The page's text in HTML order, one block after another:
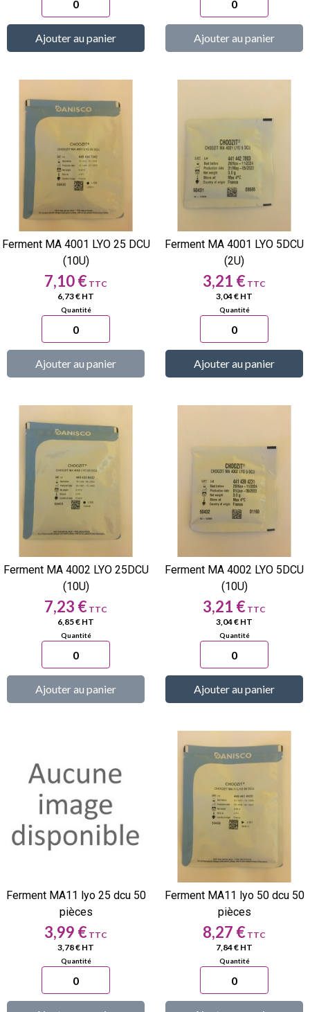
Ajouter au panier Ajouter au panier
Ferment MA 4001 LYO 25 DCU
(10U)
Prix
7,10 €
6,73 € HT
Ajouter au panier
Ferment MA 4001 LYO 5DCU
(2U)
Prix
3,21 €
3,04 € HT
Ajouter au panier
Ferment MA 4002 LYO 25DCU
(10U)
Prix
7,23 €
6,85 € HT
Ajouter au panier
Ferment MA 4002 LYO 5DCU
(10U)
Prix
3,21 €
3,04 € HT
Ajouter au panier
Ferment MA11 lyo 25 dcu 50
pièces
Prix
3,99 €
3,78 € HT
Ferment MA11 lyo 50 dcu 50
pièces
Prix
8,27 €
7,84 € HT